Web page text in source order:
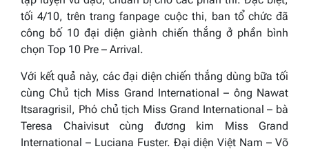
tối 4/10, trên trang fanpage cuộc thi, ban tổ chức đã
công bố 10 đại diện giành chiến thắng ở phần bình
chọn Top 10 Pre – Arrival.
Với kết quả này, các đại diện chiến thắng dùng bữa tối
cùng Chủ tịch Miss Grand International – ông Nawat
Itsaragrisil, Phó chủ tịch Miss Grand International – bà
Teresa Chaivisut cùng đương kim Miss Grand
International – Luciana Fuster. Đại diện Việt Nam – Võ